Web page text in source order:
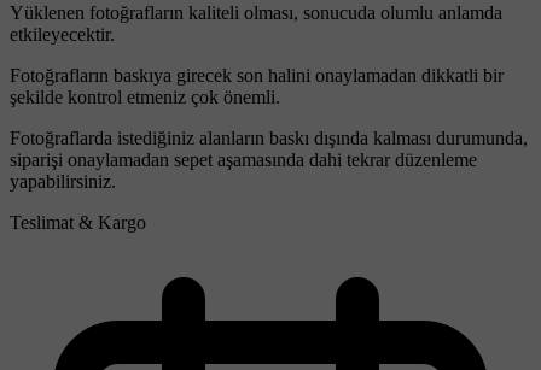
Yüklenen fotoğrafların kaliteli olması, sonucuda olumlu anlamda
etkileyecektir.
Fotoğrafların baskıya girecek son halini onaylamadan dikkatli bir
şekilde kontrol etmeniz çok önemli.
Fotoğraflarda istediğiniz alanların baskı dışında kalması durumunda,
siparişi onaylamadan sepet aşamasında dahi tekrar düzenleme
yapabilirsiniz.
Teslimat & Kargo